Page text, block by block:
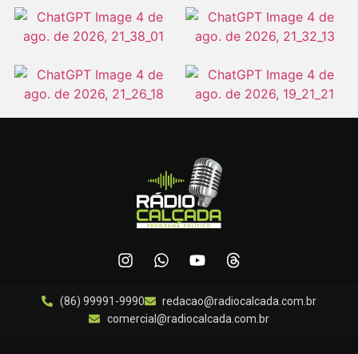
(86) 99991-9990
redacao@radiocalcada.com.br
comercial@radiocalcada.com.br